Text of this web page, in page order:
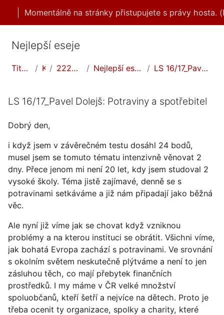
Přejít k hlavnímu obsahu
Momentálně na stránky přistupujete s právy hosta. (
Nejlepší eseje
Titulní stránka Kurzy 2223LS/nejlepší eseje Nejlepší eseje - Potraviny a spotřebitel LS 16/17_Pavel Dolejš: Potraviny a spotřebitel
LS 16/17_Pavel Dolejš: Potraviny a spotřebitel
Dobrý den,
i když jsem v závěrečném testu dosáhl 24 bodů,
musel jsem se tomuto tématu intenzivně věnovat 2
dny. Přece jenom mi není 20 let, kdy jsem studoval 2
vysoké školy. Téma jistě zajímavé, denně se s
potravinami setkáváme a již nám připadají jako běžná
věc.
Ale nyní již víme jak se chovat když vzniknou
problémy a na kterou instituci se obrátit. Všichni víme,
jak bohatá Evropa zachází s potravinami. Ve srovnání
s okolním světem neskutečně plýtváme a není to jen
zásluhou těch, co mají přebytek finančních
prostředků. I my máme v ČR velké množství
spoluobčanů, kteří šetří a nejvíce na dětech. Proto je
třeba ocenit ty organizace, spolky a charity, které